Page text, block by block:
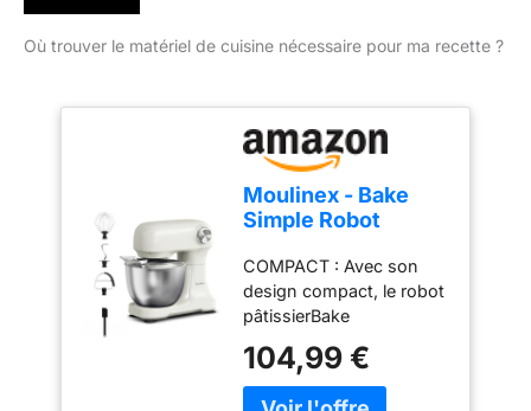
Où trouver le matériel de cuisine nécessaire pour ma recette ?
Moulinex - Bake
Simple Robot
fouet, batteur et
crochet
COMPACT : Avec son
design compact, le robot
pâtissierBake
parfaitement à toutes les
cuisines - sataillen'est
104,99 €